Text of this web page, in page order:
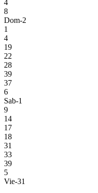
4
8
Dom-2
1
4
19
22
28
39
37
6
Sab-1
9
14
17
18
31
33
39
5
Vie-31